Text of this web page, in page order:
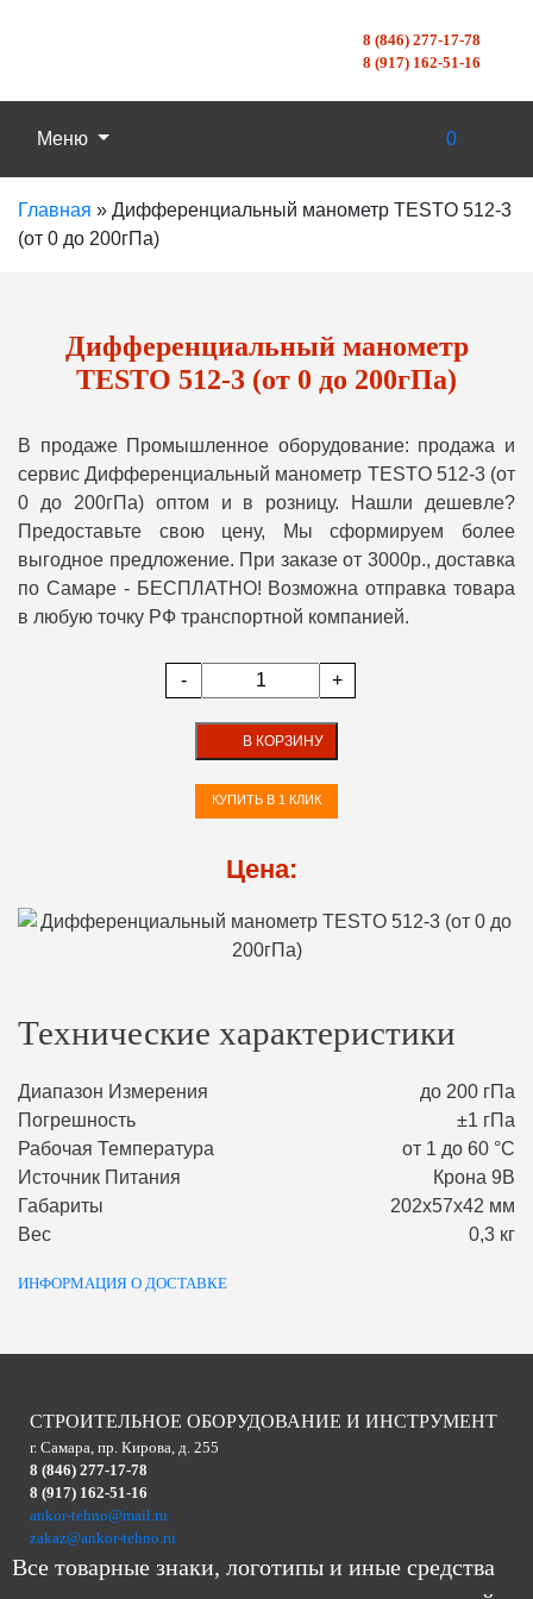
8 (846) 277-17-78
8 (917) 162-51-16
Меню 0
Главная » Дифференциальный манометр TESTO 512-3
(от 0 до 200гПа)
Дифференциальный манометр
TESTO 512-3 (от 0 до 200гПа)
В продаже Промышленное оборудование: продажа и
сервис Дифференциальный манометр TESTO 512-3 (от
0 до 200гПа) оптом и в розницу. Нашли дешевле?
Предоставьте свою цену, Мы сформируем более
выгодное предложение. При заказе от 3000р., доставка
по Самаре - БЕСПЛАТНО! Возможна отправка товара
в любую точку РФ транспортной компанией.
- +
В КОРЗИНУ
КУПИТЬ В 1 КЛИК
Цена:
Технические характеристики
Диапазон Измерения
до 200 гПа
Погрешность
±1 гПа
Рабочая Температура
от 1 до 60 °С
Источник Питания
Крона 9В
Габариты
202х57х42 мм
Вес
0,3 кг
ИНФОРМАЦИЯ О ДОСТАВКЕ
СТРОИТЕЛЬНОЕ ОБОРУДОВАНИЕ И ИНСТРУМЕНТ
г. Самара, пр. Кирова, д. 255
8 (846) 277-17-78
8 (917) 162-51-16
ankor-tehno@mail.ru
zakaz@ankor-tehno.ru
Все товарные знаки, логотипы и иные средства